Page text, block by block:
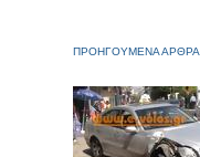
ΠΡΟΗΓΟΥΜΕΝΑ ΑΡΘΡΑ